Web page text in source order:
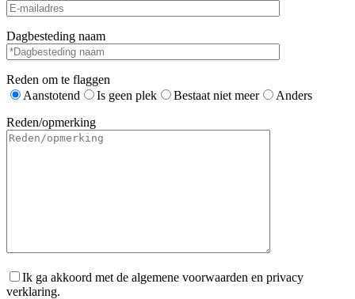
Dagbesteding naam
Reden om te flaggen
Aanstotend
Is geen plek Bestaat niet meer
Anders
Reden/opmerking
Ik ga akkoord met de algemene voorwaarden en privacy
verklaring.